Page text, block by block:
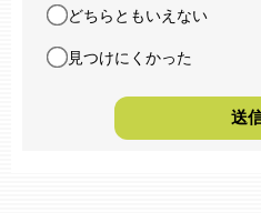
どちらともいえない
見つけにくかった